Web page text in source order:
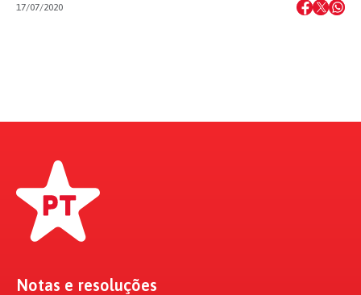
17/07/2020
Notas e resoluções